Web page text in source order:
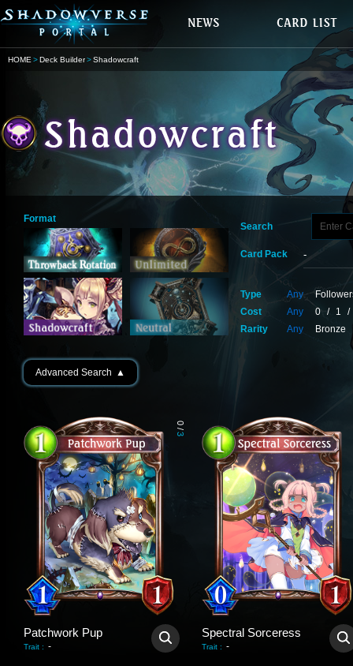
HOME Deck Builder Shadowcraft
Format
Search
Card Pack
Type Any
Cost
Any 0 / 1
/
Rarity
Any Bronze
Advanced Search ▲
0
/
3
Patchwork Pup
Trait : -
Spectral Sorceress
Trait : -